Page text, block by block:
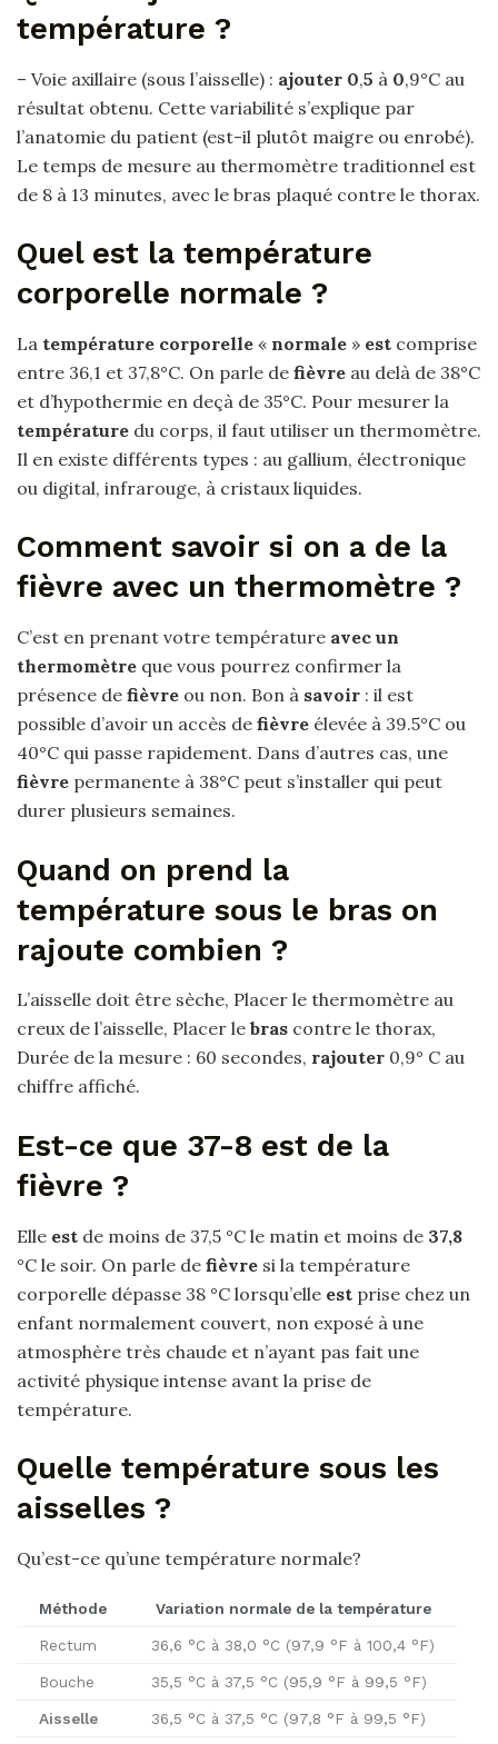
température ?
– Voie axillaire (sous l’aisselle) : ajouter 0,5 à 0,9°C au
résultat obtenu. Cette variabilité s’explique par
l’anatomie du patient (est-il plutôt maigre ou enrobé).
Le temps de mesure au thermomètre traditionnel est
de 8 à 13 minutes, avec le bras plaqué contre le thorax.
Quel est la température
corporelle normale ?
La température corporelle « normale » est comprise
entre 36,1 et 37,8°C. On parle de fièvre au delà de 38°C
et d’hypothermie en deçà de 35°C. Pour mesurer la
température du corps, il faut utiliser un thermomètre.
Il en existe différents types : au gallium, électronique
ou digital, infrarouge, à cristaux liquides.
Comment savoir si on a de la
fièvre avec un thermomètre ?
C’est en prenant votre température avec un
thermomètre que vous pourrez confirmer la
présence de fièvre ou non. Bon à savoir : il est
possible d’avoir un accès de fièvre élevée à 39.5°C ou
40°C qui passe rapidement. Dans d’autres cas, une
fièvre permanente à 38°C peut s’installer qui peut
durer plusieurs semaines.
Quand on prend la
température sous le bras on
rajoute combien ?
L’aisselle doit être sèche, Placer le thermomètre au
creux de l’aisselle, Placer le bras contre le thorax,
Durée de la mesure : 60 secondes, rajouter 0,9° C au
chiffre affiché.
Est-ce que 37-8 est de la
fièvre ?
Elle est de moins de 37,5 °C le matin et moins de 37,8
°C le soir. On parle de fièvre si la température
corporelle dépasse 38 °C lorsqu’elle est prise chez un
enfant normalement couvert, non exposé à une
atmosphère très chaude et n’ayant pas fait une
activité physique intense avant la prise de
température.
Quelle température sous les
aisselles ?
Qu’est-ce qu’une température normale?
Méthode Variation normale de la température
Rectum 36,6 °C à 38,0 °C (97,9 °F à 100,4 °F)
Bouche 35,5 °C à 37,5 °C (95,9 °F à 99,5 °F)
Aisselle 36,5 °C à 37,5 °C (97,8 °F à 99,5 °F)